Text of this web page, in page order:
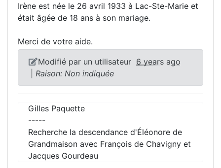
Irène est née le 26 avril 1933 à Lac-Ste-Marie et
était âgée de 18 ans à son mariage.
Merci de votre aide.
Modifié par un utilisateur 6 years ago
Raison: Non indiquée
Gilles Paquette
-----
Recherche la descendance d'Éléonore de
Grandmaison avec François de Chavigny et
Jacques Gourdeau